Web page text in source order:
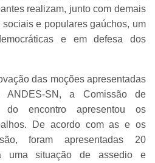
realizam, junto com demais
e populares gaúchos, um
e em defesa dos
das moções apresentadas
SN, a Comissão de
do encontro apresentou os
De acordo com as e os
foram apresentadas 20
uma situação de assedio e